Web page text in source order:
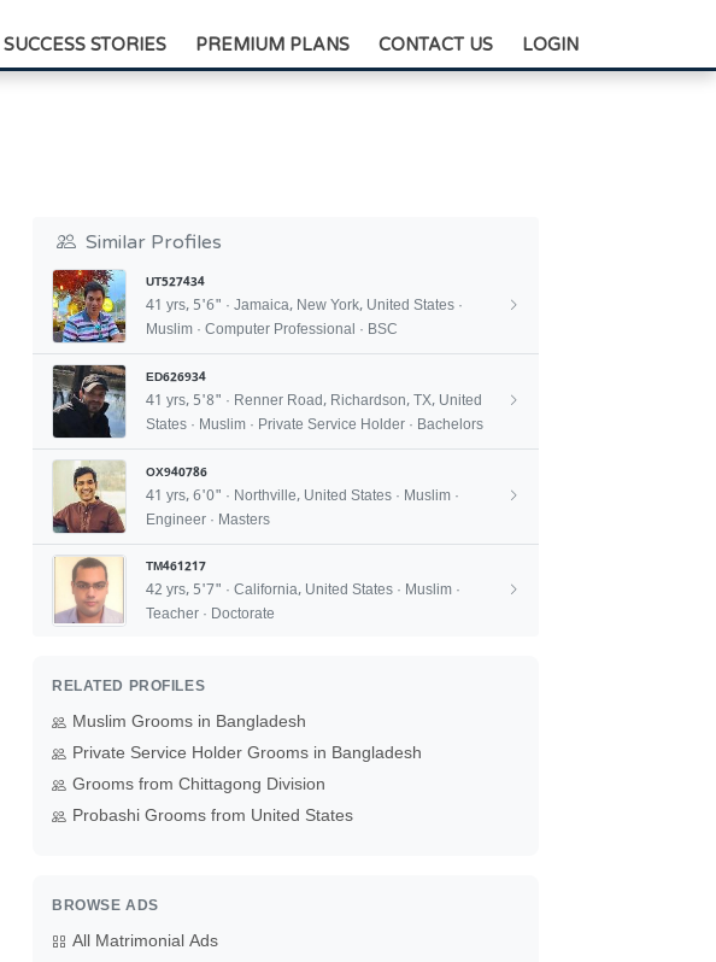
SUCCESS STORIES PREMIUM PLANS CONTACT US LOGIN
Similar Profiles
UT527434
41 yrs, 5'6" · Jamaica, New York, United States ·
Muslim · Computer Professional · BSC
ED626934
41 yrs, 5'8" · Renner Road, Richardson, TX, United
States · Muslim · Private Service Holder · Bachelors
OX940786
41 yrs, 6'0" · Northville, United States · Muslim ·
Engineer · Masters
TM461217
42 yrs, 5'7" · California, United States · Muslim ·
Teacher · Doctorate
RELATED PROFILES
Muslim Grooms in Bangladesh
Private Service Holder Grooms in Bangladesh
Grooms from Chittagong Division
Probashi Grooms from United States
BROWSE ADS
All Matrimonial Ads